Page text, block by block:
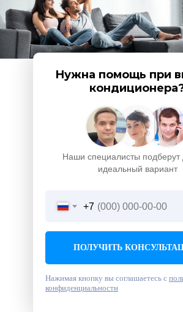
Наши специалисты подберут
идеальный вариант
Нужна помощь при
+7
ПОЛУЧИТЬ
Нажимая кнопку вы соглашаетесь с
конфиденциальности